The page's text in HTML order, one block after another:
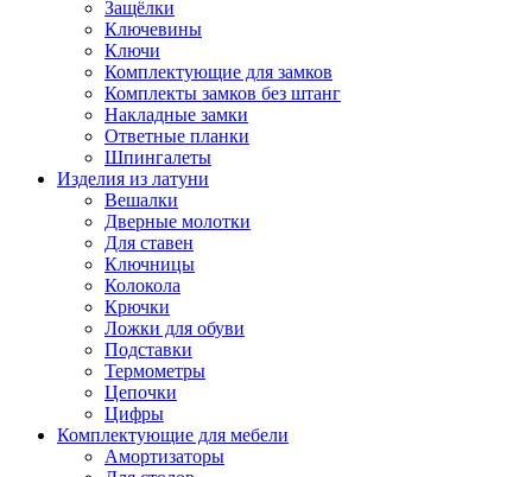
Защёлки
Ключевины
Ключи
Комплектующие для замков
Комплекты замков без штанг
Накладные замки
Ответные планки
Шпингалеты
Изделия из латуни
Вешалки
Дверные молотки
Для ставен
Ключницы
Колокола
Крючки
Ложки для обуви
Подставки
Термометры
Цепочки
Цифры
Комплектующие для мебели
Амортизаторы